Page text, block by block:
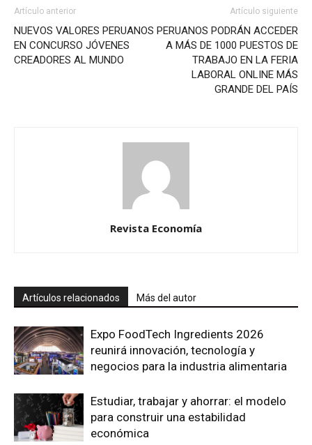
Artículo anterior
NUEVOS VALORES PERUANOS
EN CONCURSO JÓVENES
CREADORES AL MUNDO
Artículo siguiente
PERUANOS PODRÁN ACCEDER
A MÁS DE 1000 PUESTOS DE
TRABAJO EN LA FERIA
LABORAL ONLINE MÁS
GRANDE DEL PAÍS
Revista Economía
Artículos relacionados Más del autor
Expo FoodTech Ingredients 2026
reunirá innovación, tecnología y
negocios para la industria alimentaria
Estudiar, trabajar y ahorrar: el modelo
para construir una estabilidad
económica